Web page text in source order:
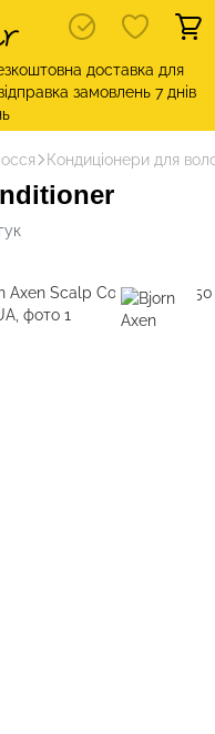
доставка для
замовлень 7 днів
Кондиціонери для